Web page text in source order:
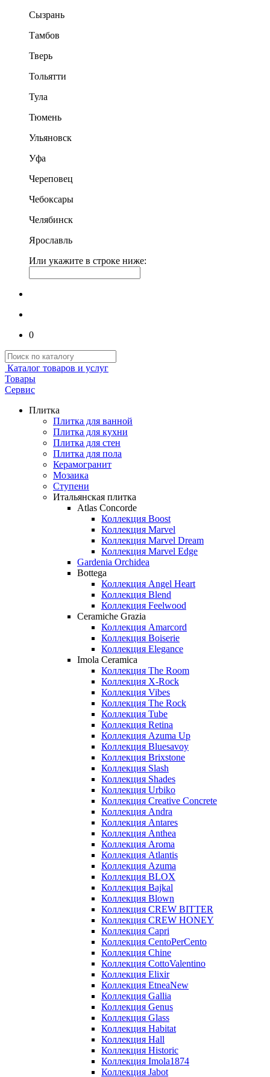
Сызрань
Тамбов
Тверь
Тольятти
Тула
Тюмень
Ульяновск
Уфа
Череповец
Чебоксары
Челябинск
Ярославль
Или укажите в строке ниже:
0
Каталог товаров и услуг
Товары
Сервис
Плитка
Плитка для ванной
Плитка для кухни
Плитка для стен
Плитка для пола
Керамогранит
Мозаика
Ступени
Итальянская плитка
Atlas Concorde
Коллекция Boost
Коллекция Marvel
Коллекция Marvel Dream
Коллекция Marvel Edge
Gardenia Orchidea
Bottega
Коллекция Angel Heart
Коллекция Blend
Коллекция Feelwood
Ceramiche Grazia
Коллекция Amarcord
Коллекция Boiserie
Коллекция Elegance
Imola Ceramica
Коллекция The Room
Коллекция X-Rock
Коллекция Vibes
Коллекция The Rock
Коллекция Tube
Коллекция Retina
Коллекция Azuma Up
Коллекция Bluesavoy
Коллекция Brixstone
Коллекция Slash
Коллекция Shades
Коллекция Urbiko
Коллекция Creative Concrete
Коллекция Andra
Коллекция Antares
Коллекция Anthea
Коллекция Aroma
Коллекция Atlantis
Коллекция Azuma
Коллекция BLOX
Коллекция Bajkal
Коллекция Blown
Коллекция CREW BITTER
Коллекция CREW HONEY
Коллекция Capri
Коллекция CentoPerCento
Коллекция Chine
Коллекция CottoValentino
Коллекция Elixir
Коллекция EtneaNew
Коллекция Gallia
Коллекция Genus
Коллекция Glass
Коллекция Habitat
Коллекция Hall
Коллекция Historic
Коллекция Imola1874
Коллекция Jabot